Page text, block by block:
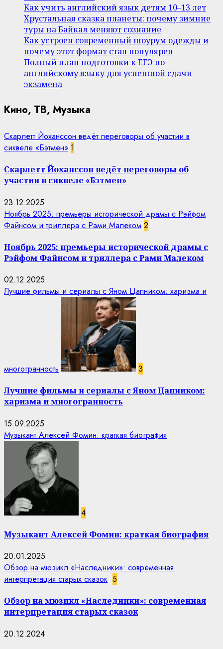
Как учить английский язык детям 10–13 лет
Хрустальная сказка планеты: почему зимние
туры на Байкал меняют сознание
Как устроен современный шоурум одежды и
почему этот формат стал популярен
Полный план подготовки к ЕГЭ по
английскому языку для успешной сдачи
экзамена
Кино, ТВ, Музыка
Скарлетт Йоханссон ведёт переговоры об участии в
сиквеле «Бэтмен» 1
Скарлетт Йоханссон ведёт переговоры об
участии в сиквеле «Бэтмен»
23.12.2025
Ноябрь 2025: премьеры исторической драмы с Рэйфом
Файнсом и триллера с Рами Малеком 2
Ноябрь 2025: премьеры исторической драмы с
Рэйфом Файнсом и триллера с Рами Малеком
02.12.2025
Лучшие фильмы и сериалы с Яном Цапником: харизма и
многогранность 3
Лучшие фильмы и сериалы с Яном Цапником:
харизма и многогранность
15.09.2025
Музыкант Алексей Фомин: краткая биография
4
Музыкант Алексей Фомин: краткая биография
20.01.2025
Обзор на мюзикл «Наследники»: современная
интерпретация старых сказок 5
Обзор на мюзикл «Наследники»: современная
интерпретация старых сказок
20.12.2024